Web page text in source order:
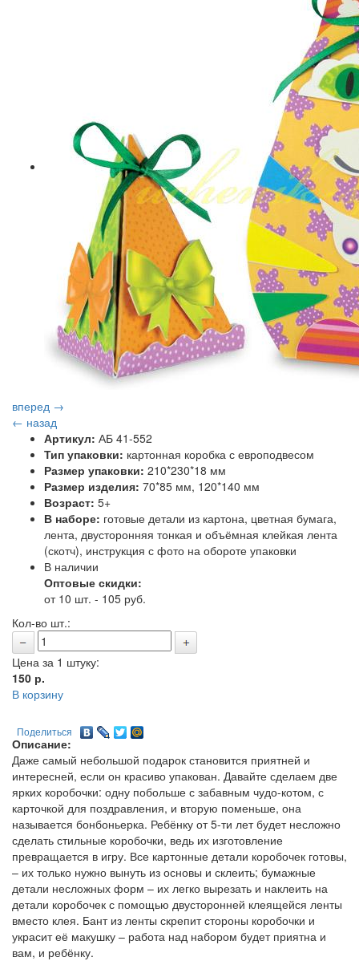
вперед →
← назад
Артикул: АБ 41-552
Тип упаковки: картонная коробка с европодвесом
Размер упаковки: 210*230*18 мм
Размер изделия: 70*85 мм, 120*140 мм
Возраст: 5+
В наборе: готовые детали из картона, цветная бумага,
лента, двусторонняя тонкая и объёмная клейкая лента
(скотч), инструкция с фото на обороте упаковки
В наличии
Оптовые скидки:
от 10 шт. - 105 руб.
Кол-во шт.:
Цена за 1 штуку:
150 р.
В корзину
Поделиться
Описание:
Даже самый небольшой подарок становится приятней и
интересней, если он красиво упакован. Давайте сделаем две
ярких коробочки: одну побольше с забавным чудо-котом, с
карточкой для поздравления, и вторую поменьше, она
называется бонбоньерка. Ребёнку от 5-ти лет будет несложно
сделать стильные коробочки, ведь их изготовление
превращается в игру. Все картонные детали коробочек готовы,
– их только нужно вынуть из основы и склеить; бумажные
детали несложных форм – их легко вырезать и наклеить на
детали коробочек с помощью двусторонней клеящейся ленты
вместо клея. Бант из ленты скрепит стороны коробочки и
украсит её макушку – работа над набором будет приятна и
вам, и ребёнку.